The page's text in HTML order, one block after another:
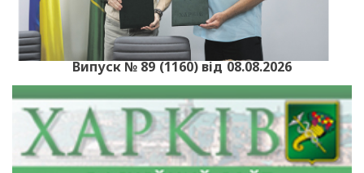
Випуск № 89 (1160) від 08.08.2026